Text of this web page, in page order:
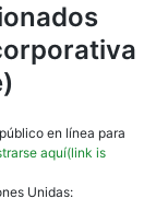
en línea para
aquí(link is
Unidas: